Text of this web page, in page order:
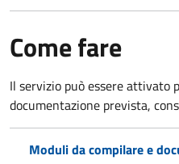
Come fare
Il servizio può essere attivato
documentazione prevista,
Moduli da compilare e